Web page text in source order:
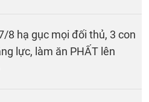
8 hạ gục mọi đối thủ, 3 con
lực, làm ăn PHẤT lên